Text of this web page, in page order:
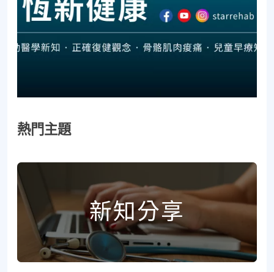
熱門主題
新知分享